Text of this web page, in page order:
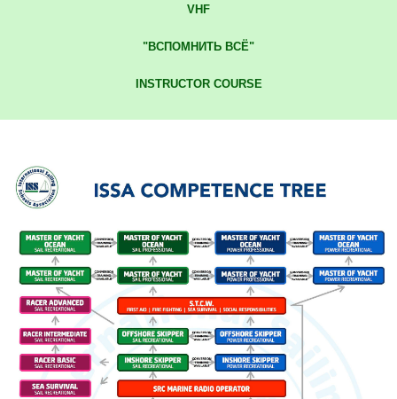
VHF
"ВСПОМНИТЬ ВСЁ"
INSTRUCTOR COURSE